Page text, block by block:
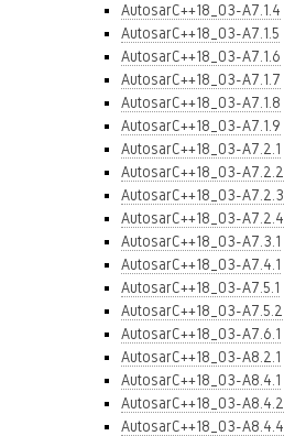
AutosarC++18_03-A7.1.4
AutosarC++18_03-A7.1.5
AutosarC++18_03-A7.1.6
AutosarC++18_03-A7.1.7
AutosarC++18_03-A7.1.8
AutosarC++18_03-A7.1.9
AutosarC++18_03-A7.2.1
AutosarC++18_03-A7.2.2
AutosarC++18_03-A7.2.3
AutosarC++18_03-A7.2.4
AutosarC++18_03-A7.3.1
AutosarC++18_03-A7.4.1
AutosarC++18_03-A7.5.1
AutosarC++18_03-A7.5.2
AutosarC++18_03-A7.6.1
AutosarC++18_03-A8.2.1
AutosarC++18_03-A8.4.1
AutosarC++18_03-A8.4.2
AutosarC++18_03-A8.4.4